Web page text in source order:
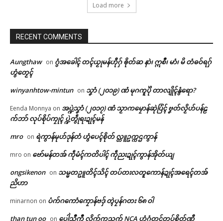
ဌာန်ပရိုၚ်ဗၠးၜးမန်
Related
Load more
RECENT COMMENTS
Aungthaw on ဂွံအခေါၚ် တၚ်ယၟုမန်ဟီုဂှ် ၜိုတ်ဆ နာဲ၊ ဣစဳ၊ မာံ၊ မိ တံဓဝ်ရဂှ်
ဟွံတၟေၚ်
winyanhtow-mintun on သၞာံ (၂၀၁၉) ဏံ မုဂကူပိုဲ တာလျိုၚ်နွံရော?
Eenda Monnya on အပ္ဍဲသၞာံ (၂၀၁၇) ဏံ သၟာကမၠောန်ဆုဲပြံၚ် ဗၞတ်လၟိဟ်ပန်ဠ
က်ဘာ် လုပ်စိုပ်ကၠုၚ် ပ္ဍဲတွဵုရးဍုၚ်မန်
mro on ရဲကွာန်မုဟ်ဒုန်တံ ဟွံပေၚ်စိုတ် လ္တူဥက္ကဌကွာန်
mro on ဗော်မန်တအ် ကဵုမံၚ်ကတိပါၚ် ကဵုညးဍုၚ်ကွာန်အိုတ်ယျ
ongsikenon on သမ္မတဥူတိၚ်သိၚ် တပ်တးလတူကောန်ဍုၚ်အရေၚ်တအ်
ညိဟာ
minarnon on ပံက်ဂကောံကၠောန်ဗဒှ် တ္ၚဲပၠန်ဂတး ၆၈ ဝါ
than tun oo on ပေါဲသဳကၠဳ လိက်ကသုက် NCA ဟွံဂွံတၚ်တုပ်စိုတ်ဏီ